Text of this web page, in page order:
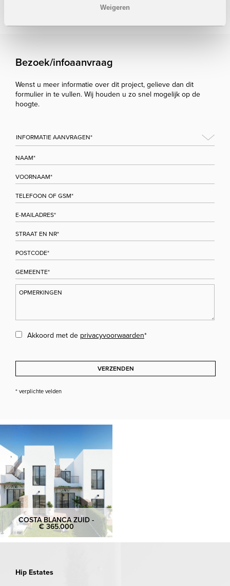
Weigeren
STUUR NAAR EEN VRIEND
Bezoek/infoaanvraag
Wenst u meer informatie over dit project, gelieve dan dit
formulier in te vullen. Wij houden u zo snel mogelijk op de
hoogte.
Akkoord met de privacyvoorwaarden*
VERZENDEN
* verplichte velden
COSTA BLANCA ZUID -
€ 365.000
Hip Estates